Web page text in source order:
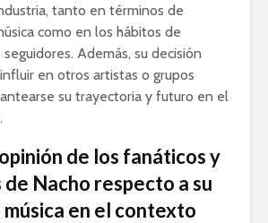
tanto en términos de
como en los hábitos de
Además, su decisión
en otros artistas o grupos
su trayectoria y futuro en el
de los fanáticos y
Nacho respecto a su
en el contexto